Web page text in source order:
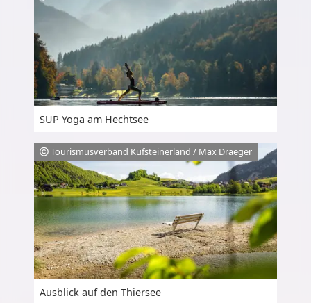
SUP Yoga am Hechtsee
Tourismusverband Kufsteinerland / Max Draeger
Ausblick auf den Thiersee